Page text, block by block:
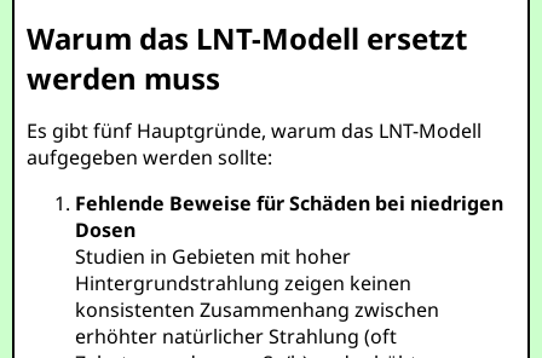
Warum das LNT-Modell ersetzt
werden muss
Es gibt fünf Hauptgründe, warum das LNT-Modell
aufgegeben werden sollte:
Fehlende Beweise für Schäden bei niedrigen
Dosen
Studien in Gebieten mit hoher
Hintergrundstrahlung zeigen keinen
konsistenten Zusammenhang zwischen
erhöhter natürlicher Strahlung (oft